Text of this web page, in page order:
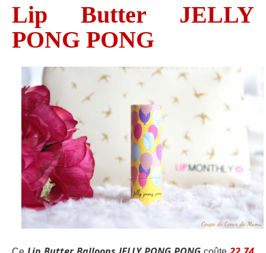
Lip Butter JELLY
PONG PONG